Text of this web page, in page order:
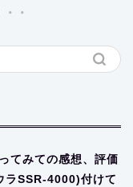
てみての感想、評価
ラSSR-4000)付けて